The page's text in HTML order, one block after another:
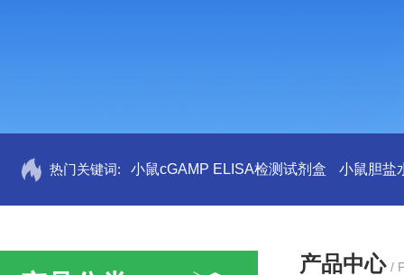
热门关键词: 小鼠cGAMP ELISA检测试剂盒 小鼠胆盐
产品中心 /